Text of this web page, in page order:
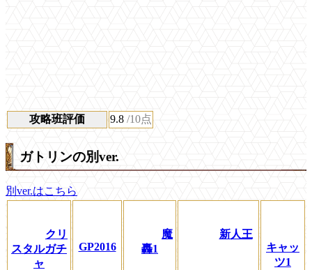
攻略班評価 9.8 /10点
ガトリンの別ver.
別ver.はこちら
クリ
スタルガチ
ャ
GP2016
魔
轟1
新人王
キャッ
ツ1